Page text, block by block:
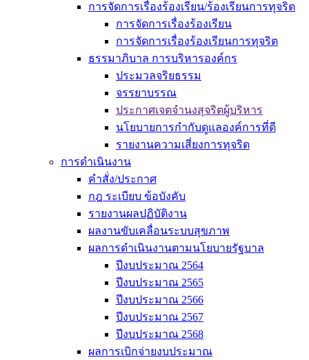
การจัดการเรื่องร้องเรียน/ร้องเรียนการทุจริต
การจัดการเรื่องร้องเรียน
การจัดการเรื่องร้องเรียนการทุจริต
ธรรมาภิบาล การบริหารองค์กร
ประมวลจริยธรรม
จรรยาบรรณ
ประกาศเจตจำนงสุจริตผู้บริหาร
นโยบายการกำกับดูแลองค์การที่ดี
รายงานความเสี่ยงการทุจริต
การดำเนินงาน
คำสั่ง/ประกาศ
กฎ ระเบียบ ข้อบังคับ
รายงานผลปฏิบัติงาน
ผลงานขับเคลื่อนระบบสุขภาพ
ผลการดำเนินงานตามนโยบายรัฐบาล
ปีงบประมาณ 2564
ปีงบประมาณ 2565
ปีงบประมาณ 2566
ปีงบประมาณ 2567
ปีงบประมาณ 2568
ผลการเบิกจ่ายงบประมาณ